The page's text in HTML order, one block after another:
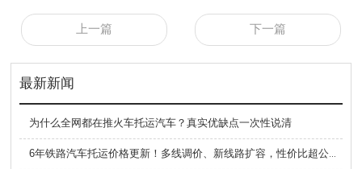
上一篇 下一篇
最新新闻
为什么全网都在推火车托运汽车？真实优缺点一次性说清
6年铁路汽车托运价格更新！多线调价、新线路扩容，性价比超公路大板车